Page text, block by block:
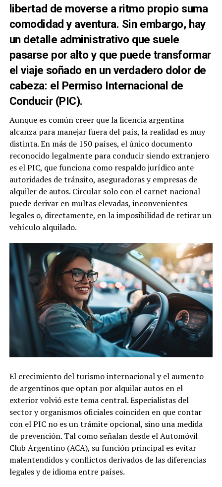
libertad de moverse a ritmo propio suma
comodidad y aventura. Sin embargo, hay
un detalle administrativo que suele
pasarse por alto y que puede transformar
el viaje soñado en un verdadero dolor de
cabeza: el Permiso Internacional de
Conducir (PIC).
Aunque es común creer que la licencia argentina
alcanza para manejar fuera del país, la realidad es muy
distinta. En más de 150 países, el único documento
reconocido legalmente para conducir siendo extranjero
es el PIC, que funciona como respaldo jurídico ante
autoridades de tránsito, aseguradoras y empresas de
alquiler de autos. Circular solo con el carnet nacional
puede derivar en multas elevadas, inconvenientes
legales o, directamente, en la imposibilidad de retirar un
vehículo alquilado.
El crecimiento del turismo internacional y el aumento
de argentinos que optan por alquilar autos en el
exterior volvió este tema central. Especialistas del
sector y organismos oficiales coinciden en que contar
con el PIC no es un trámite opcional, sino una medida
de prevención. Tal como señalan desde el Automóvil
Club Argentino (ACA), su función principal es evitar
malentendidos y conflictos derivados de las diferencias
legales y de idioma entre países.